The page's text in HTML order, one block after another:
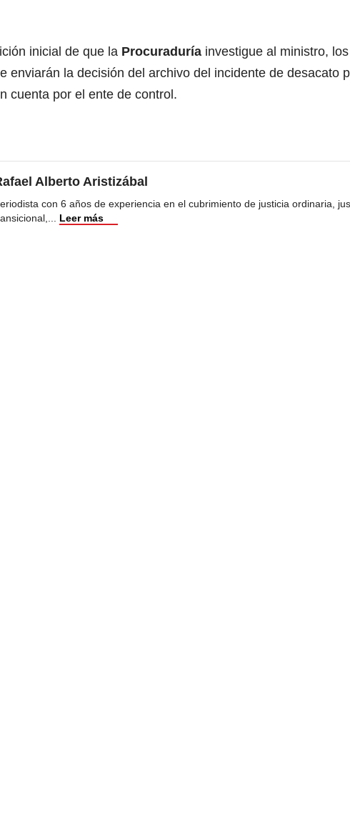
inicial de que la Procuraduría investigue al ministro,
enviarán la decisión del archivo del incidente de desacato
cuenta por el ente de control.
Alberto Aristizábal
con 6 años de experiencia en el cubrimiento de justicia ordinaria,
... Leer más